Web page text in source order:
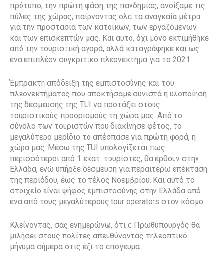
πρότυπο, την πρώτη φάση της πανδημίας, ανοίξαμε τις
πύλες της χώρας, παίρνοντας όλα τα αναγκαία μέτρα
για την προστασία των κατοίκων, των εργαζόμενων
και των επισκεπτών μας. Και αυτό, όχι μόνο εκτιμήθηκε
από την τουριστική αγορά, αλλά καταγράφηκε και ως
ένα επιπλέον συγκριτικό πλεονέκτημα για το 2021.
Έμπρακτη απόδειξη της εμπιστοσύνης και του
πλεονεκτήματος που αποκτήσαμε συνιστά η υλοποίηση
της δέσμευσης της TUI να προτάξει στους
τουριστικούς προορισμούς τη χώρα μας. Από το
σύνολο των τουριστών που διακίνησε φέτος, το
μεγαλύτερο μερίδιο το απέσπασε για πρώτη φορά, η
χώρα μας. Μέσω της TUI υπολογίζεται πως
περισσότεροι από 1 εκατ. τουρίστες, θα έρθουν στην
Ελλάδα, ενώ υπήρξε δέσμευση για περαιτέρω επέκταση
της περιόδου, έως το τέλος Νοεμβρίου. Και αυτό το
στοιχείο είναι ψήφος εμπιστοσύνης στην Ελλάδα από
ένα από τους μεγαλύτερους tour operators στον κόσμο.
Κλείνοντας, σας ενημερώνω, ότι ο Πρωθυπουργός θα
μιλήσει στους πολίτες απευθύνοντας τηλεοπτικό
μήνυμα σήμερα στις έξι το απόγευμα.